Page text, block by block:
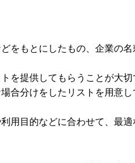
をもとにしたもの、企業の
を提供してもらうことが大切
合分けをしたリストを用意
用目的などに合わせて、最